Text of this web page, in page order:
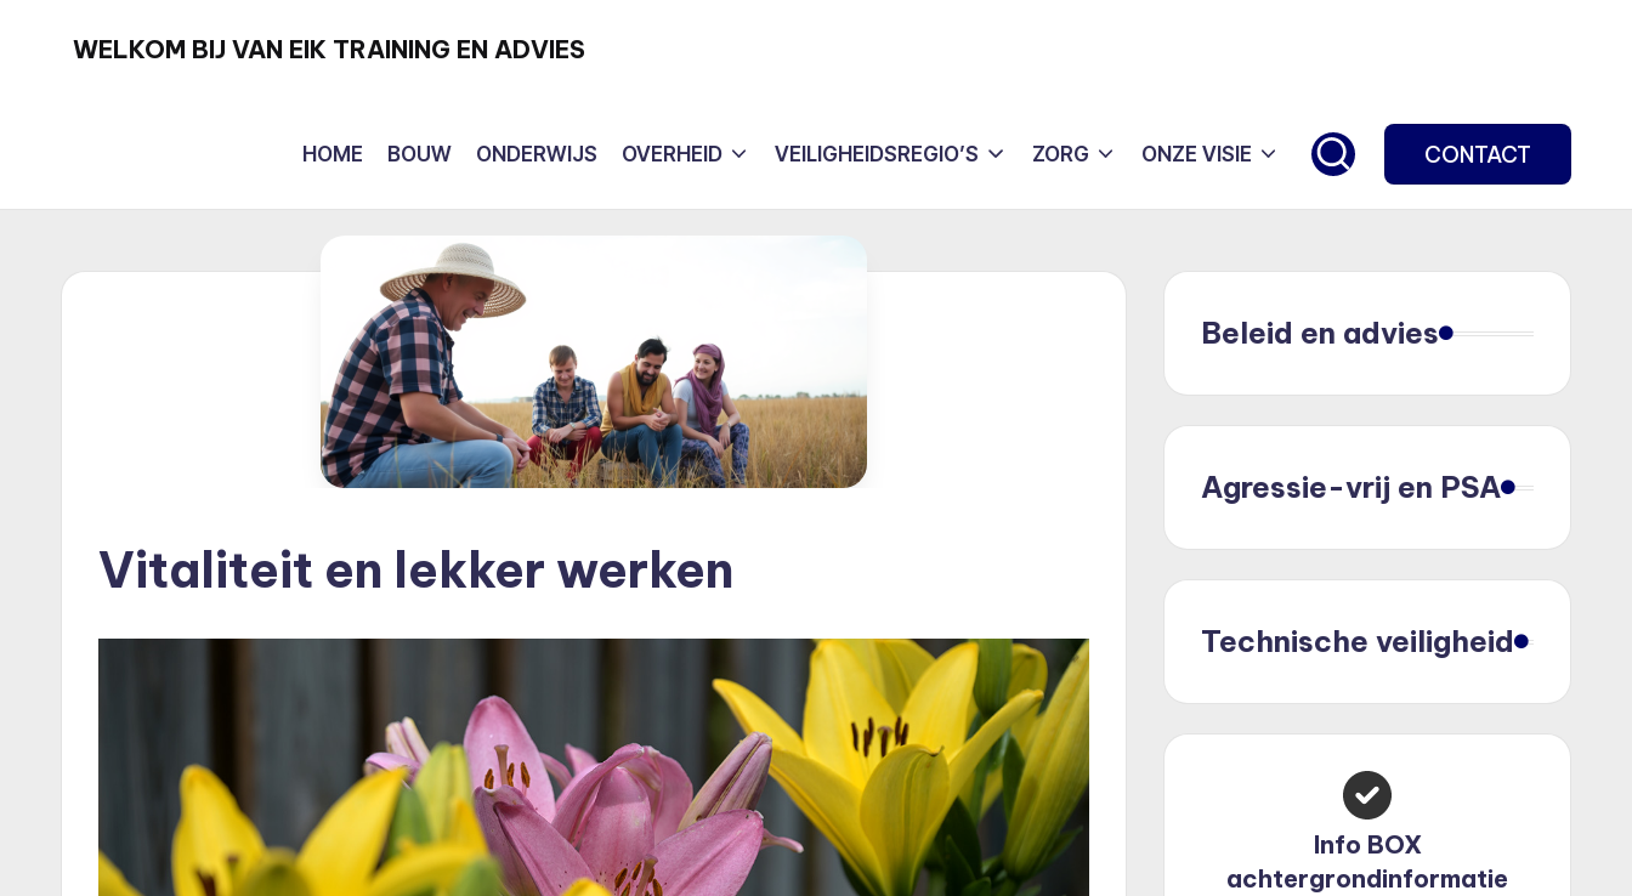
WELKOM BIJ VAN EIK TRAINING EN ADVIES
naar
HOME BOUW ONDERWIJS OVERHEID VEILIGHEIDSREGIO’S ZORG ONZE VISIE CONTACT
Vitaliteit en lekker werken
Beleid en advies
Agressie-vrij en PSA
Technische veiligheid
Info BOX
achtergrondinformatie